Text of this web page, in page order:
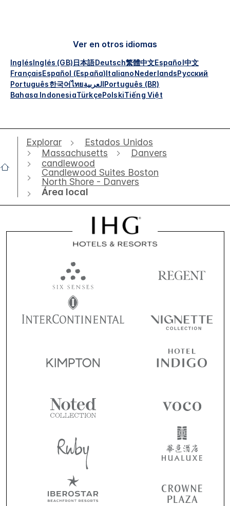
Ver en otros idiomas
InglésInglés (GB)日本語Deutsch繁體中文Español中文
FrançaisEspañol (España)ItalianoNederlandsРусский
Português한국어ไทยالعربيةPortuguês (BR)
Bahasa IndonesiaTürkçePolskiTiếng Việt
Explorar
Estados Unidos
Massachusetts
Danvers
candlewood
Candlewood Suites Boston
North Shore - Danvers
Área local